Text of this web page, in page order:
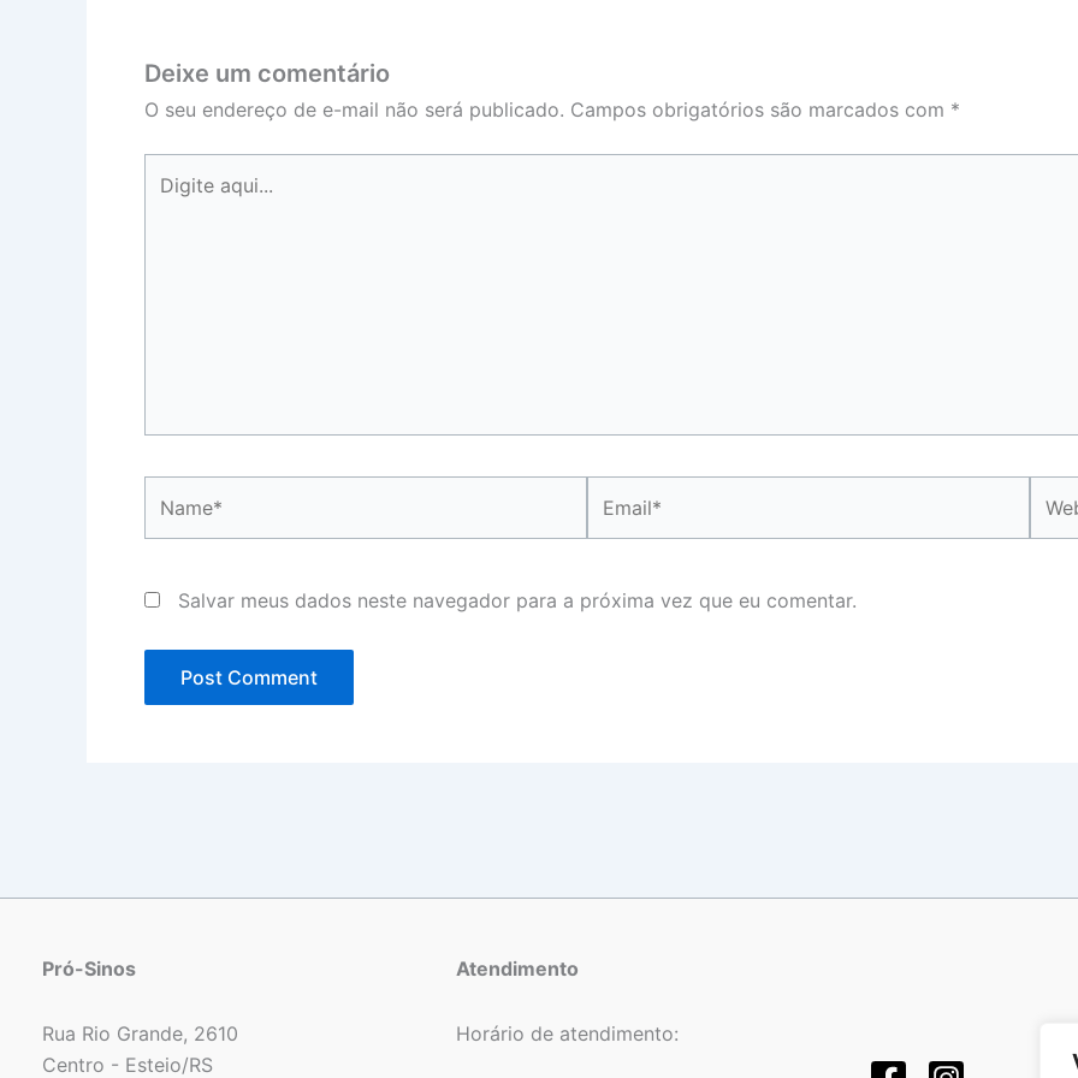
Deixe um comentário
O seu endereço de e-mail não será publicado. Campos obrigatórios são marcados com *
aqui...
Salvar meus dados neste navegador para a próxima vez que eu comentar.
Pró-Sinos
Rua Rio Grande, 2610
Centro - Esteio/RS
Atendimento
Horário de atendimento: